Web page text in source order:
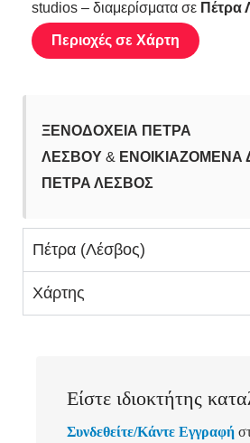
studios – διαμερίσματα σε Πέτρα
Περιοχές σε Χάρτη
ΞΕΝΟΔΟΧΕΙΑ ΠΕΤΡΑ
ΛΕΣΒΟΥ & ΕΝΟΙΚΙΑΖΟΜΕΝΑ
ΠΕΤΡΑ ΛΕΣΒΟΣ
Πέτρα (Λέσβος)
Χάρτης
Είστε ιδιοκτήτης
Συνδεθείτε/Κάντε Εγγραφή